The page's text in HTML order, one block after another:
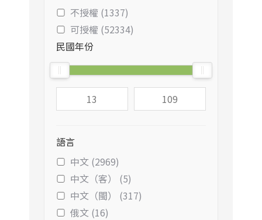
不授權 (1337)
可授權 (52334)
民國年份
語言
中文 (2969)
中文（客） (5)
中文（閩） (317)
俄文 (16)